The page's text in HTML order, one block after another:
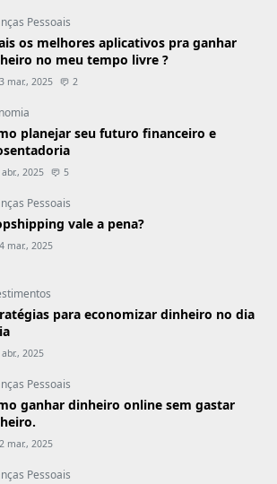
Pessoais
os melhores aplicativos pra ganhar
no meu tempo livre ?
mar., 2025 2
planejar seu futuro financeiro e
2025 5
Pessoais
vale a pena?
mar., 2025
para economizar dinheiro no dia
2025
Pessoais
ganhar dinheiro online sem gastar
mar., 2025
Pessoais